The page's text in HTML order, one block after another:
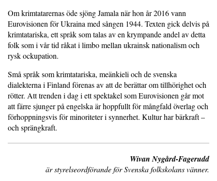
Om krimtatarernas öde sjöng Jamala när hon år 2016 vann
Eurovisionen för Ukraina med sången 1944. Texten gick delvis på
krimtatariska, ett språk som talas av en krympande andel av detta
folk som i vår tid råkat i limbo mellan ukrainsk nationalism och
rysk ockupation.
Små språk som krimtatariska, meänkieli och de svenska
dialekterna i Finland förenas av att de berättar om tillhörighet och
rötter. Att trenden i dag i ett spektakel som Eurovisionen går mot
att färre sjunger på engelska är hoppfullt för mångfald överlag och
förhoppningsvis för minoriteter i synnerhet. Kultur har bärkraft –
och sprängkraft.
Wivan Nygård-Fagerudd
är styrelseordförande för Svenska folkskolans vänner.